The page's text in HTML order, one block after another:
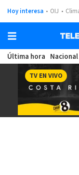
Hoy interesa OIJ
Última hora Nacional
TV EN VIVO